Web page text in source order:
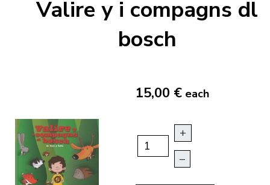
Valire y i compagns dl
bosch
15,00 € each
+
–